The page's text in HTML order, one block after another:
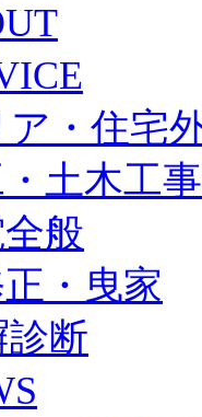
・住宅
土木工事
般
・曳家
断